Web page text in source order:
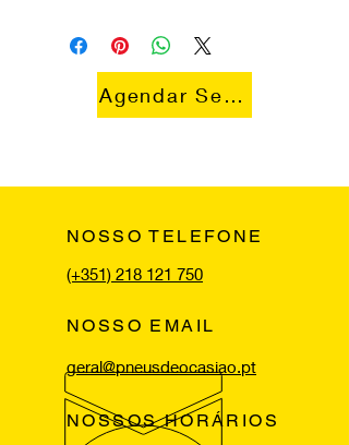
Agendar Serviço
NOSSO TELEFONE
(+351) 218 121 750
NOSSO EMAIL
geral@pneusdeocasiao.pt
NOSSOS HORÁRIOS